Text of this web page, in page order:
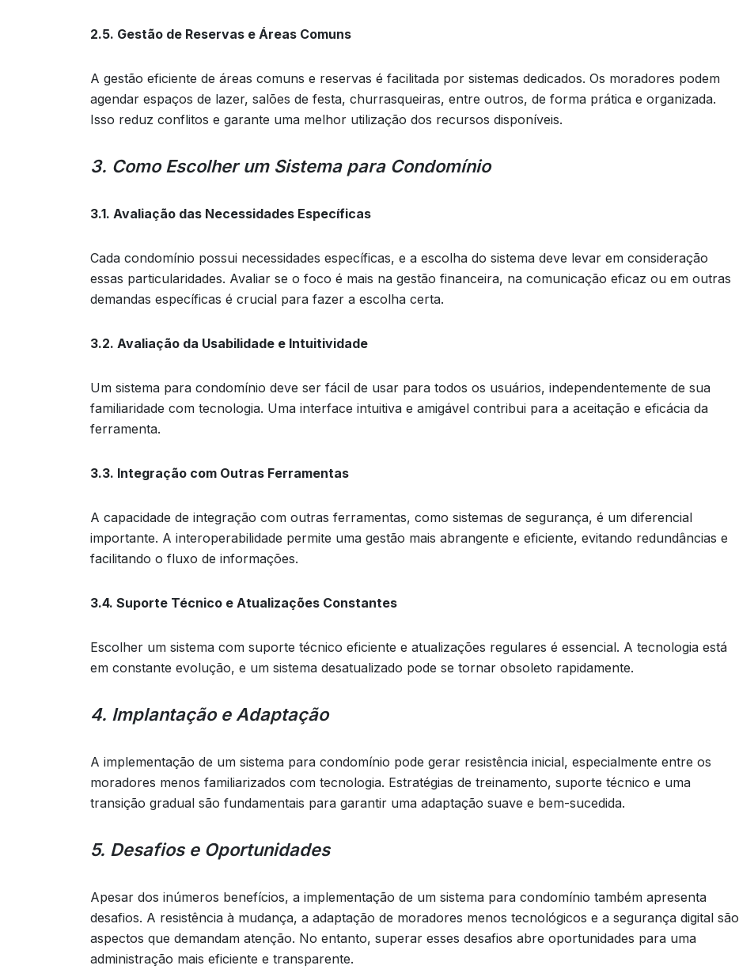
2.5. Gestão de Reservas e Áreas Comuns
A gestão eficiente de áreas comuns e reservas é facilitada por sistemas dedicados. Os moradores podem
agendar espaços de lazer, salões de festa, churrasqueiras, entre outros, de forma prática e organizada.
Isso reduz conflitos e garante uma melhor utilização dos recursos disponíveis.
3. Como Escolher um Sistema para Condomínio
3.1. Avaliação das Necessidades Específicas
Cada condomínio possui necessidades específicas, e a escolha do sistema deve levar em consideração
essas particularidades. Avaliar se o foco é mais na gestão financeira, na comunicação eficaz ou em outras
demandas específicas é crucial para fazer a escolha certa.
3.2. Avaliação da Usabilidade e Intuitividade
Um sistema para condomínio deve ser fácil de usar para todos os usuários, independentemente de sua
familiaridade com tecnologia. Uma interface intuitiva e amigável contribui para a aceitação e eficácia da
ferramenta.
3.3. Integração com Outras Ferramentas
A capacidade de integração com outras ferramentas, como sistemas de segurança, é um diferencial
importante. A interoperabilidade permite uma gestão mais abrangente e eficiente, evitando redundâncias e
facilitando o fluxo de informações.
3.4. Suporte Técnico e Atualizações Constantes
Escolher um sistema com suporte técnico eficiente e atualizações regulares é essencial. A tecnologia está
em constante evolução, e um sistema desatualizado pode se tornar obsoleto rapidamente.
4. Implantação e Adaptação
A implementação de um sistema para condomínio pode gerar resistência inicial, especialmente entre os
moradores menos familiarizados com tecnologia. Estratégias de treinamento, suporte técnico e uma
transição gradual são fundamentais para garantir uma adaptação suave e bem-sucedida.
5. Desafios e Oportunidades
Apesar dos inúmeros benefícios, a implementação de um sistema para condomínio também apresenta
desafios. A resistência à mudança, a adaptação de moradores menos tecnológicos e a segurança digital são
aspectos que demandam atenção. No entanto, superar esses desafios abre oportunidades para uma
administração mais eficiente e transparente.